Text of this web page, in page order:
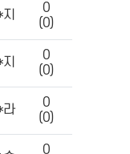
0
(0)
0
(0)
라
0
(0)
0